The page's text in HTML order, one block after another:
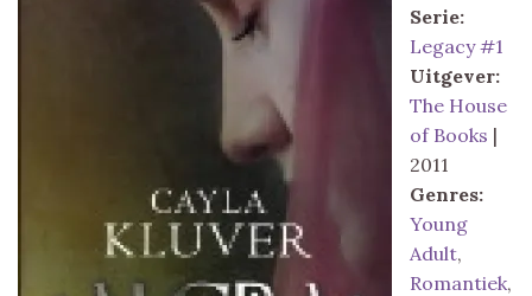
Serie:
Legacy #1
Uitgever:
The House
of Books |
2011
Genres:
Young
Adult,
Romantiek,